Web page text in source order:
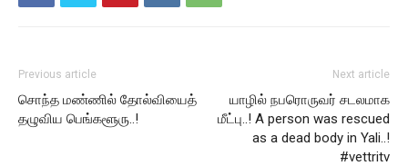
Previous article
சொந்த மண்ணில் தோல்வியைத்
தழுவிய பெங்களூரு..!
Next article
யாழில் நபரொருவர் சடலமாக
மீட்பு..! A person was rescued
as a dead body in Yali..!
#vettritv